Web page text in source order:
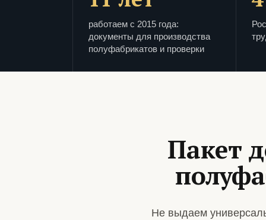
работаем с 2015 года:
документы для производства
полуфабрикатов и проверки
Пакет
Не выдаем